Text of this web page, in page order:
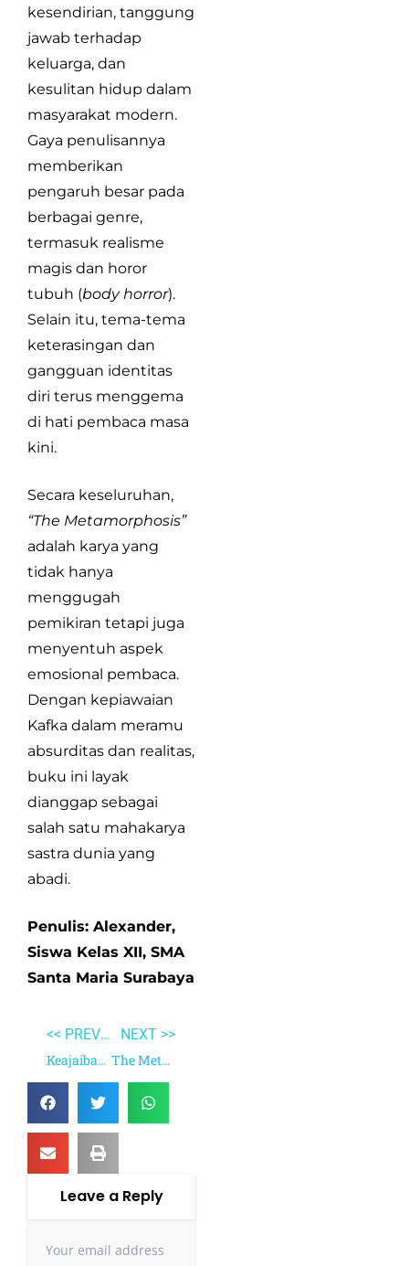
kesendirian, tanggung
jawab terhadap
keluarga, dan
kesulitan hidup dalam
masyarakat modern.
Gaya penulisannya
memberikan
pengaruh besar pada
berbagai genre,
termasuk realisme
magis dan horor
tubuh (body horror).
Selain itu, tema-tema
keterasingan dan
gangguan identitas
diri terus menggema
di hati pembaca masa
kini.
Secara keseluruhan,
“The Metamorphosis”
adalah karya yang
tidak hanya
menggugah
pemikiran tetapi juga
menyentuh aspek
emosional pembaca.
Dengan kepiawaian
Kafka dalam meramu
absurditas dan realitas,
buku ini layak
dianggap sebagai
salah satu mahakarya
sastra dunia yang
abadi.
Penulis: Alexander,
Siswa Kelas XII, SMA
Santa Maria Surabaya
<< PREVIOUS
Keajaiban Antioksidan
NEXT >>
The Metamorphosis and Other Stories
Leave a Reply
Your email address